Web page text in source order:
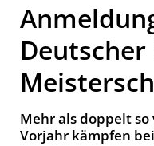
Deutscher
Mehr als doppelt
Vorjahr kämpfen